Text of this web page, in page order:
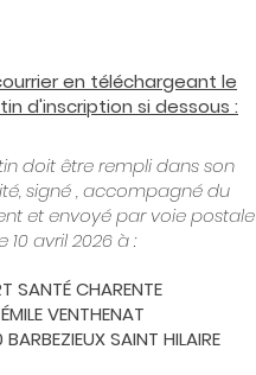
en téléchargeant le
d'inscription si dessous :
doit être rempli dans son
signé , accompagné du
et envoyé par voie postale
avril 2026 à :
SANTÉ CHARENTE
VENTHENAT
SAINT HILAIRE